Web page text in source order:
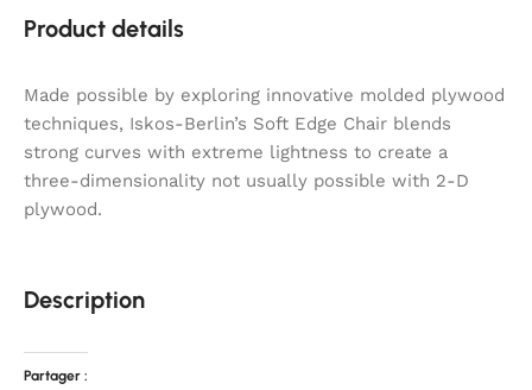
Product details
Made possible by exploring innovative molded plywood
techniques, Iskos-Berlin’s Soft Edge Chair blends
strong curves with extreme lightness to create a
three-dimensionality not usually possible with 2-D
plywood.
Description
Partager :